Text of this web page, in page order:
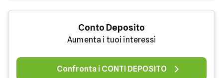
Conto Deposito
Aumenta i tuoi interessi
Confronta i CONTI DEPOSITO